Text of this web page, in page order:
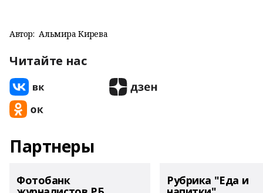
Автор: Альмира Кирәева
Читайте нас
Партнеры
Фотобанк Рубрика "Еда и